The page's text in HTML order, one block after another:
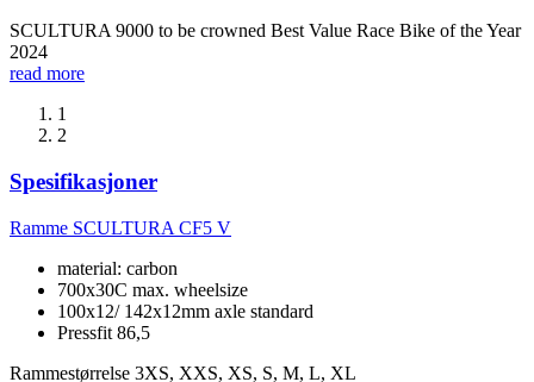
SCULTURA 9000 to be crowned Best Value Race Bike of the Year
2024
read more
1
2
Spesifikasjoner
Ramme SCULTURA CF5 V
material: carbon
700x30C max. wheelsize
100x12/ 142x12mm axle standard
Pressfit 86,5
Rammestørrelse 3XS, XXS, XS, S, M, L, XL